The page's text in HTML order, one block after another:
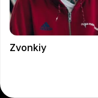
Zvonkiy